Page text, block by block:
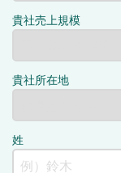
貴社売上規模
貴社所在地
姓